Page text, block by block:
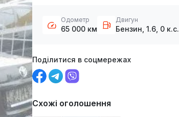
Одометр
65 000 км
Двигун
Бензин, 1.6, 0 к.с.
Поділитися в соцмережах
Схожі оголошення